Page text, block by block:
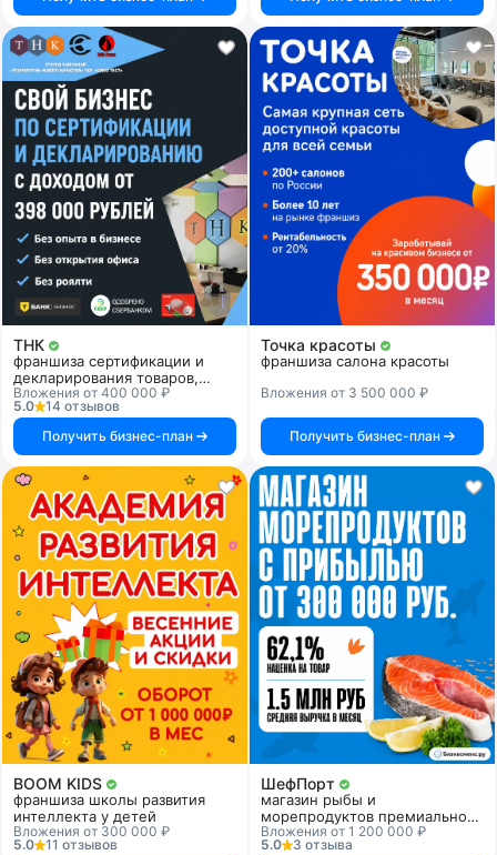
ТНК
франшиза сертификации и
декларирования товаров,
продукции и услуг
Вложения от 400 000 ₽
5.0
14 отзывов
Получить бизнес-план
Точка красоты
франшиза салона красоты
Вложения от 3 500 000 ₽
Получить бизнес-план
BOOM KIDS
франшиза школы развития
интеллекта у детей
Вложения от 300 000 ₽
5.0
11 отзывов
ШефПорт
магазин рыбы и
морепродуктов премиального
качества
Вложения от 1 200 000 ₽
5.0
3 отзыва